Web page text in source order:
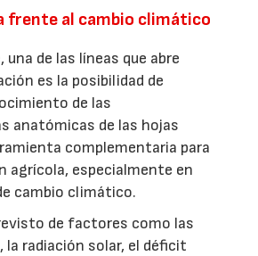
frente al cambio climático
una de las líneas que abre
es la posibilidad de
de las
anatómicas de las hojas
complementaria para
agrícola, especialmente en
cambio climático.
de factores como las
la radiación solar, el déficit